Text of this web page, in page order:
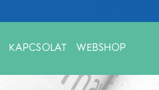
KAPCSOLAT WEBSHOP